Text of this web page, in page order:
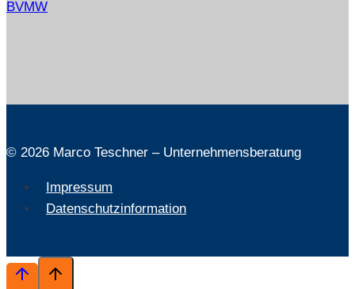
© 2026 Marco Teschner – Unternehmensberatung
Impressum
Datenschutzinformation